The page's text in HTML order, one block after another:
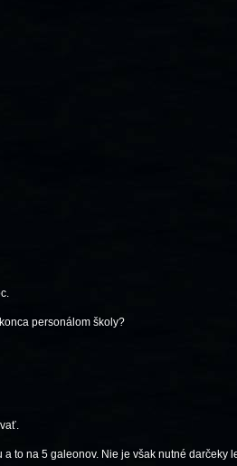
personálom školy?
to na 5 galeonov. Nie je však nutné darčeky